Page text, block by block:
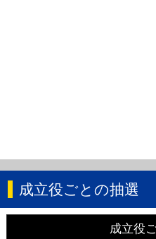
成立役ごとの抽選
成立役